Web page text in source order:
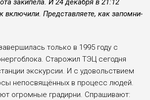
закипела. И 24 декабря в 21:12
включили. Представляете, как запомни­
только в 1995 году с
Старожил ТЭЦ сегодня
экскур­сии. И с удовольствием
непосвя­щённых в процесс людей.
огром­ные градирни. Спрашивают: